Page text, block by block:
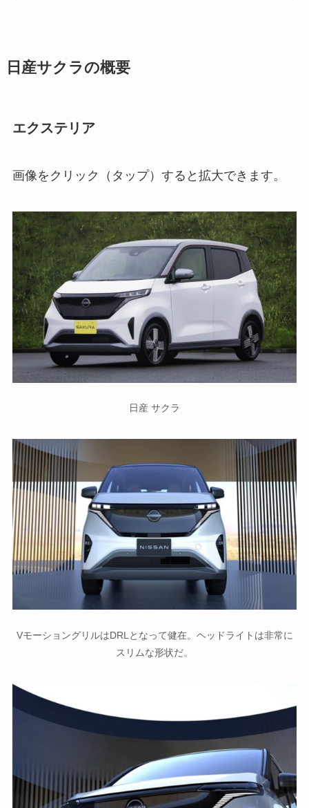
日産サクラの概要
エクステリア
画像をクリック（タップ）すると拡大できます。
日産 サクラ
VモーショングリルはDRLとなって健在。ヘッドライトは非常に
スリムな形状だ。